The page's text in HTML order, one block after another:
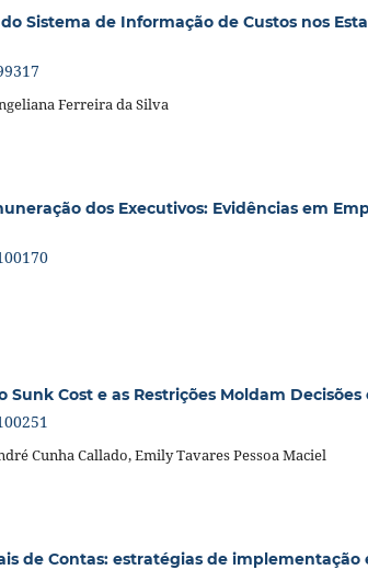
Sistema de Informação de Custos nos
Ferreira da Silva
dos Executivos: Evidências em
Sunk Cost e as Restrições Moldam
Cunha Callado, Emily Tavares Pessoa Maciel
de Contas: estratégias de implementação